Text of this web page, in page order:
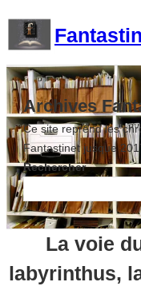
contenu
Archives
Ce site reprend les
Fantastinet jusque
Rechercher
La voie
labyrinthus,